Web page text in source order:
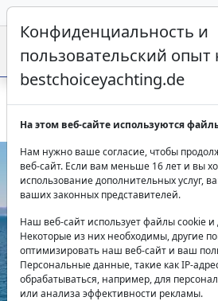
Nautitech 46 Fly - Аренда
Previous
Конфиденциальность и
пользовательский опыт
bestchoiceyachting.de
На этом веб-сайте используются
Нам нужно ваше согласие, чтобы
веб-сайт. Если вам меньше 16 лет и вы
использование дополнительных услуг,
ваших законных представителей.
Наш веб-сайт использует файлы cookie и
Некоторые из них необходимы, другие
оптимизировать наш веб-сайт и ваш
Персональные данные, такие как IP-
обрабатываться, например, для
или анализа эффективности рекламы.